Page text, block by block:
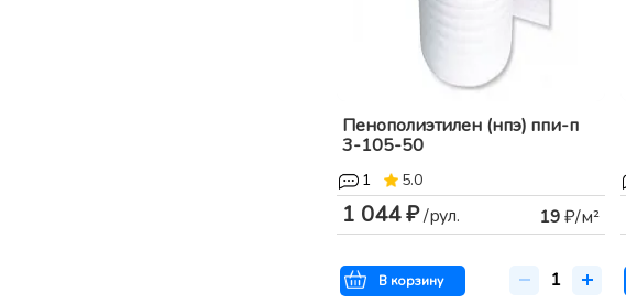
Пенополиэтилен (нпэ) ппи-п
3-105-50
1 5.0
1 044 ₽/рул. 19₽/м²
В корзину